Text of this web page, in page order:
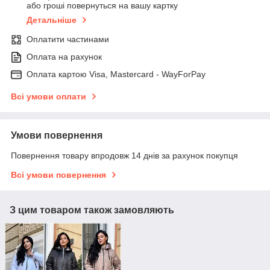
або гроші повернуться на вашу картку
Детальніше
Оплатити частинами
Оплата на рахунок
Оплата картою Visa, Mastercard - WayForPay
Всі умови оплати
Умови повернення
Повернення товару впродовж 14 днів за рахунок покупця
Всі умови повернення
З цим товаром також замовляють